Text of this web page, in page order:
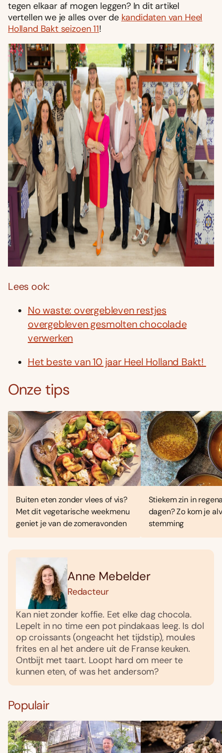
tegen elkaar af mogen leggen? In dit artikel
vertellen we je alles over de kandidaten van Heel
Holland Bakt seizoen 11!
Lees ook:
No waste: overgebleven restjes
overgebleven gesmolten chocolade
verwerken
Het beste van 10 jaar Heel Holland Bakt!
Onze tips
Buiten eten zonder vlees of vis?
Met dit vegetarische weekmenu
geniet je van de zomeravonden
Stiekem zin in
dagen? Zo kom je
stemming
Anne Mebelder
Redacteur
Kan niet zonder koffie. Eet elke dag chocola.
Lepelt in no time een pot pindakaas leeg. Is dol
op croissants (ongeacht het tijdstip), moules
frites en al het andere uit de Franse keuken.
Ontbijt met taart. Loopt hard om meer te
kunnen eten, of was het andersom?
Populair